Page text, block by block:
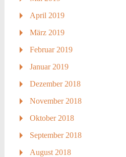
April 2019
März 2019
Februar 2019
Januar 2019
Dezember 2018
November 2018
Oktober 2018
September 2018
August 2018